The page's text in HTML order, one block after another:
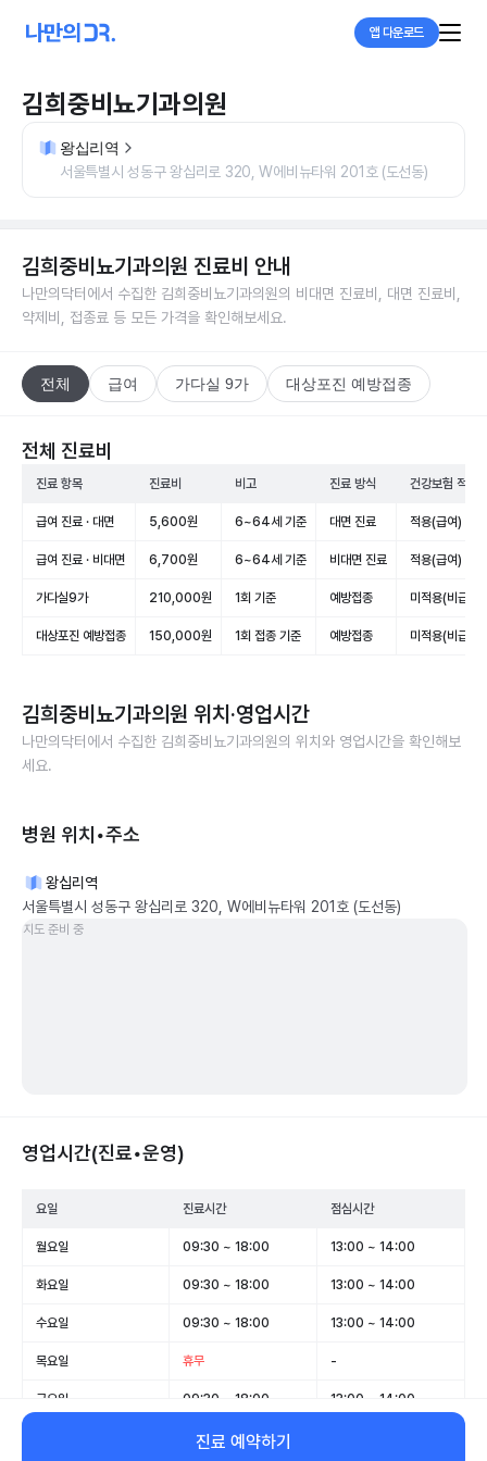
앱 다운로드
김희중비뇨기과의원
왕십리역
서울특별시 성동구 왕십리로 320, W에비뉴타워 201호 (도선동)
김희중비뇨기과의원 진료비 안내
나만의닥터에서 수집한 김희중비뇨기과의원의 비대면 진료비, 대면 진료비,
약제비, 접종료 등 모든 가격을 확인해보세요.
전체 급여 가다실 9가 대상포진 예방접종
전체 진료비
진료 항목 진료비 비고 진료 방식 건강보험 적용
급여 진료 · 대면 5,600원 6~64세 기준 대면 진료 적용(급여)
급여 진료 · 비대면 6,700원 6~64세 기준 비대면 진료 적용(급여)
가다실9가 210,000원 1회 기준 예방접종 미적용(비급여)
대상포진 예방접종 150,000원 1회 접종 기준 예방접종 미적용(비급여)
김희중비뇨기과의원 위치·영업시간
나만의닥터에서 수집한 김희중비뇨기과의원의 위치와 영업시간을 확인해보
세요.
병원 위치•주소
왕십리역
서울특별시 성동구 왕십리로 320, W에비뉴타워 201호 (도선동)
지도 준비 중
영업시간(진료•운영)
요일 진료시간 점심시간
월요일 09:30 ~ 18:00 13:00 ~ 14:00
화요일 09:30 ~ 18:00 13:00 ~ 14:00
수요일 09:30 ~ 18:00 13:00 ~ 14:00
목요일 휴무 -
금요일 09:30 ~ 18:00 13:00 ~ 14:00
09:30 ~ 13:00
진료 예약하기